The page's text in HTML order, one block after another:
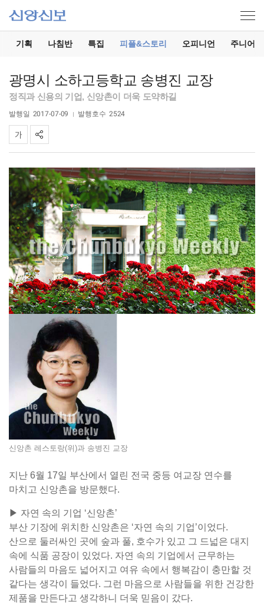
기획 나침반 특집 피플&스토리 오피니언 주니어
광명시 소하고등학교 송병진 교장
정직과 신용의 기업, 신앙촌이 더욱 도약하길
발행일 2017-07-09 발행호수 2524
신앙촌 레스토랑(위)과 송병진 교장
지난 6월 17일 부산에서 열린 전국 중등 여교장 연수를
마치고 신앙촌을 방문했다.
▶ 자연 속의 기업 ‘신앙촌’
부산 기장에 위치한 신앙촌은 ‘자연 속의 기업’이었다.
산으로 둘러싸인 곳에 숲과 풀, 호수가 있고 그 드넓은 대지
속에 식품 공장이 있었다. 자연 속의 기업에서 근무하는
사람들의 마음도 넓어지고 여유 속에서 행복감이 충만할 것
같다는 생각이 들었다. 그런 마음으로 사람들을 위한 건강한
제품을 만든다고 생각하니 더욱 믿음이 갔다.